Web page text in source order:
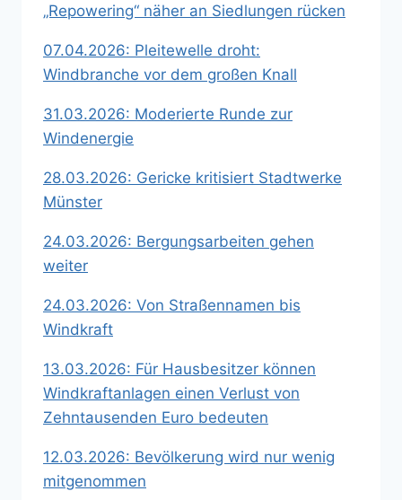
„Repowering“ näher an Siedlungen rücken
07.04.2026: Pleitewelle droht:
Windbranche vor dem großen Knall
31.03.2026: Moderierte Runde zur
Windenergie
28.03.2026: Gericke kritisiert Stadtwerke
Münster
24.03.2026: Bergungsarbeiten gehen
weiter
24.03.2026: Von Straßennamen bis
Windkraft
13.03.2026: Für Hausbesitzer können
Windkraftanlagen einen Verlust von
Zehntausenden Euro bedeuten
12.03.2026: Bevölkerung wird nur wenig
mitgenommen